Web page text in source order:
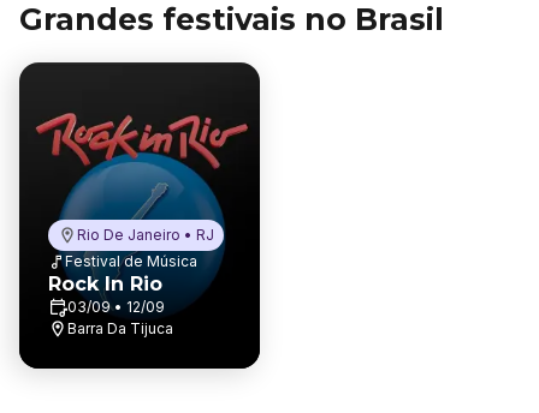
Grandes festivais no Brasil
Rio De Janeiro • RJ
Festival de Música
Rock In Rio
03/09 • 12/09
Barra Da Tijuca